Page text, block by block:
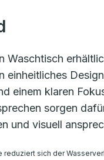
Waschtisch
einheitliches
einem klaren
sorgen
und visuell
sich der